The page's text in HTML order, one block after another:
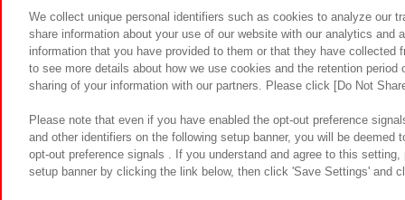
食品のご
We collect unique personal identifiers such as cookies to analyze our
share information about your use of our website with our analytics and
information that you have provided to them or that they have
to see more details about how we use cookies and the retention
sharing of your information with our partners. Please click [Do Not
Please note that even if you have enabled the opt-out preference
and other identifiers on the following setup banner, you will be
opt-out preference signals . If you understand and agree to this
setup banner by clicking the link below, then click 'Save Settings' and